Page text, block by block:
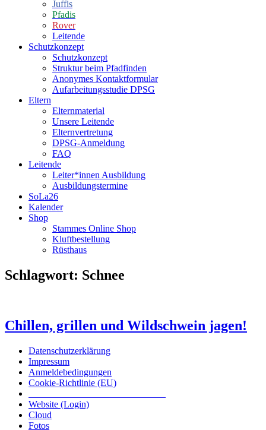
Juffis
Pfadis
Rover
Leitende
Schutzkonzept
Schutzkonzept
Struktur beim Pfadfinden
Anonymes Kontaktformular
Aufarbeitungsstudie DPSG
Eltern
Elternmaterial
Unsere Leitende
Elternvertretung
DPSG-Anmeldung
FAQ
Leitende
Leiter*innen Ausbildung
Ausbildungstermine
SoLa26
Kalender
Shop
Stammes Online Shop
Kluftbestellung
Rüsthaus
Schlagwort: Schnee
Chillen, grillen und Wildschwein jagen!
Datenschutzerklärung
Impressum
Anmeldebedingungen
Cookie-Richtlinie (EU)
Website (Login)
Cloud
Fotos